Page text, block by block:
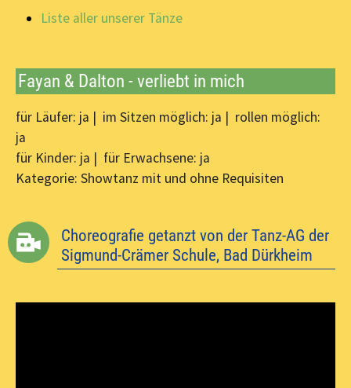
Liste aller unserer Tänze
Fayan & Dalton - verliebt in mich
für Läufer: ja | im Sitzen möglich: ja | rollen möglich:
ja
für Kinder: ja | für Erwachsene: ja
Kategorie: Showtanz mit und ohne Requisiten
Choreografie getanzt von der Tanz-AG der
Sigmund-Crämer Schule, Bad Dürkheim